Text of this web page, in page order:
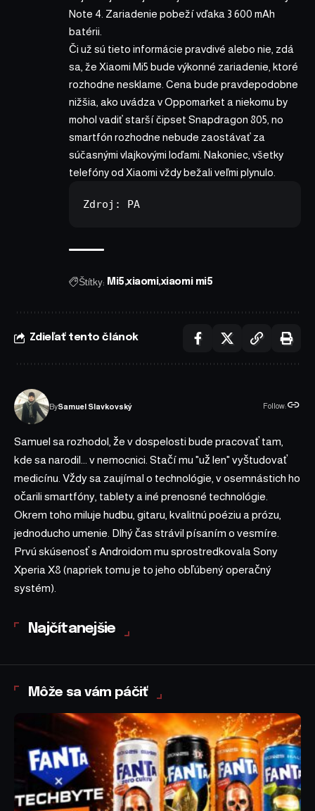
Note 4. Zariadenie pobeží vďaka 3 600 mAh
batérii.
Či už sú tieto informácie pravdivé alebo nie, zdá
sa, že Xiaomi Mi5 bude výkonné zariadenie, ktoré
rozhodne nesklame. Cena bude pravdepodobne
nižšia, ako uvádza v Oppomarket a niekomu by
mohol vadiť starší čipset Snapdragon 805, no
smartfón rozhodne nebude zaostávať za
súčasnými vlajkovými loďami. Nakoniec, všetky
telefóny od Xiaomi vždy bežali veľmi plynulo.
Zdroj: PA
Štítky: Mi5 xiaomi xiaomi mi5
Zdieľať tento článok
BySamuel Slavkovský Follow:
Samuel sa rozhodol, že v dospelosti bude pracovať tam,
kde sa narodil... v nemocnici. Stačí mu "už len" vyštudovať
medicínu. Vždy sa zaujímal o technológie, v osemnástich ho
očarili smartfóny, tablety a iné prenosné technológie.
Okrem toho miluje hudbu, gitaru, kvalitnú poéziu a prózu,
jednoducho umenie. Dlhý čas strávil písaním o vesmíre.
Prvú skúsenosť s Androidom mu sprostredkovala Sony
Xperia X8 (napriek tomu je to jeho obľúbený operačný
systém).
Najčítanejšie
Môže sa vám páčiť